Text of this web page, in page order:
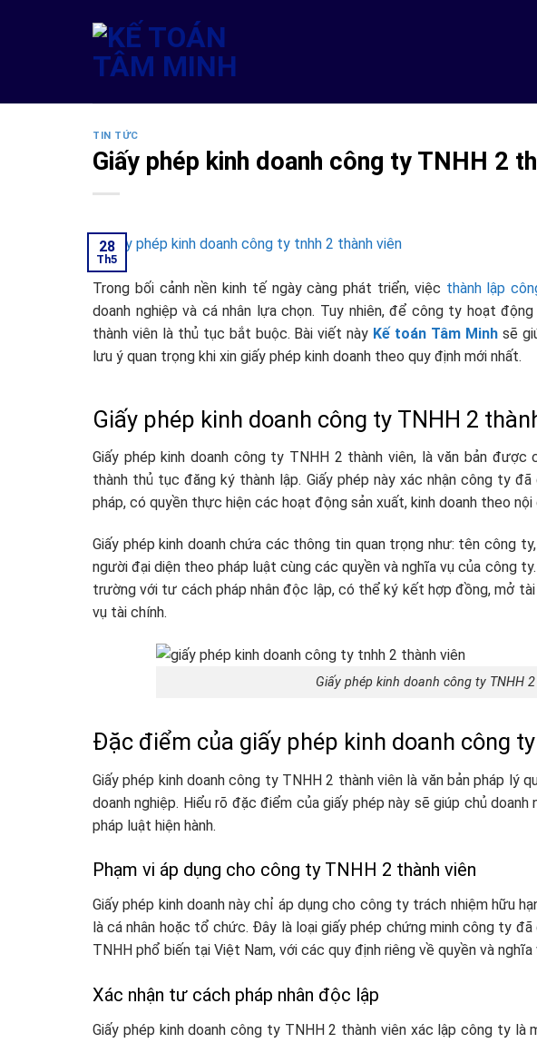
TIN TỨC
Giấy phép kinh doanh công ty TNHH 2
28
Th5
Trong bối cảnh nền kinh tế ngày càng phát triển, việc thành lập
doanh nghiệp và cá nhân lựa chọn. Tuy nhiên, để công ty hoạt
thành viên là thủ tục bắt buộc. Bài viết này Kế toán Tâm Minh sẽ
lưu ý quan trọng khi xin giấy phép kinh doanh theo quy định mới nhất.
Giấy phép kinh doanh công ty TNHH 2
Giấy phép kinh doanh công ty TNHH 2 thành viên, là văn bản
thành thủ tục đăng ký thành lập. Giấy phép này xác nhận công ty
pháp, có quyền thực hiện các hoạt động sản xuất, kinh doanh theo nội
Giấy phép kinh doanh chứa các thông tin quan trọng như: tên công
người đại diện theo pháp luật cùng các quyền và nghĩa vụ của công
trường với tư cách pháp nhân độc lập, có thể ký kết hợp đồng, mở
vụ tài chính.
Giấy phép kinh doanh công ty TNHH
Đặc điểm của giấy phép kinh doanh công
Giấy phép kinh doanh công ty TNHH 2 thành viên là văn bản pháp lý
doanh nghiệp. Hiểu rõ đặc điểm của giấy phép này sẽ giúp chủ
pháp luật hiện hành.
Phạm vi áp dụng cho công ty TNHH 2 thành viên
Giấy phép kinh doanh này chỉ áp dụng cho công ty trách nhiệm hữu
là cá nhân hoặc tổ chức. Đây là loại giấy phép chứng minh công ty
TNHH phổ biến tại Việt Nam, với các quy định riêng về quyền và nghĩa
Xác nhận tư cách pháp nhân độc lập
Giấy phép kinh doanh công ty TNHH 2 thành viên xác lập công ty